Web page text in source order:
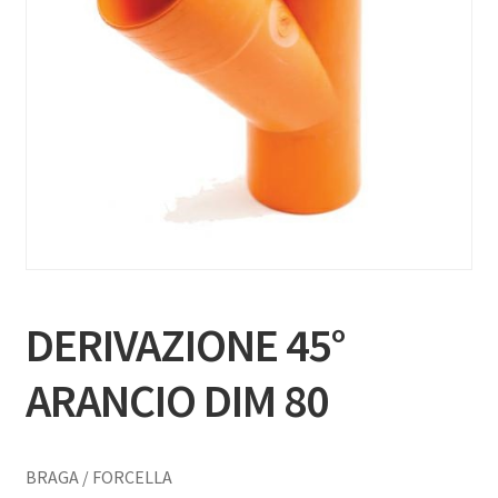
DERIVAZIONE 45°
ARANCIO DIM 80
BRAGA / FORCELLA